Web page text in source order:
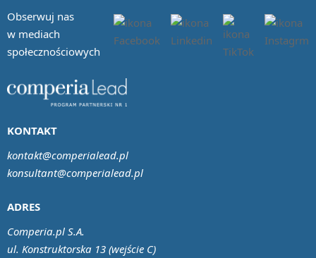
Obserwuj nas
w mediach
społecznościowych
ADRES
Comperia.pl S.A.
ul. Konstruktorska 13 (wejście C)
KONTAKT
kontakt@comperialead.pl
konsultant@comperialead.pl